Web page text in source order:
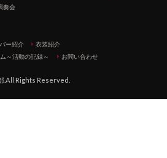
奏会
ー紹介
衣装紹介
～活動の記録～ お問い合わせ
.All Rights Reserved.